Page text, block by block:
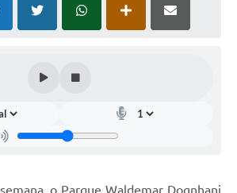
o Parque Waldemar Dognhani